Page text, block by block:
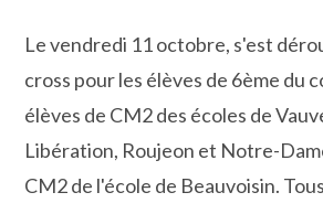
publication :
Le vendredi 11 octobre, s'est
cross pour les élèves de 6ème du
élèves de CM2 des écoles de
Libération, Roujeon et Notre-
CM2 de l'école de Beauvoisin.